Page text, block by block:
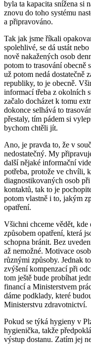
byla ta kapacita snížena si
znovu do toho systému
a připravováno.
Tak jak jsme říkali
spolehlivé, se dá ustát
nově nakažených osob
potom to trasování obecně
už potom nedá dostatečně
republiky, to je obecně.
informací třeba z okolních
začalo docházet k tomu
dokonce selhává to
přestaly, tím pádem si
bychom chtěli jít.
Ano, je pravda to, že v
nedostatečný. My
další nějaké informační
potřeba, protože ve chvíli,
diagnostikovaných osob
kontaktů, tak to je
potom vlastně i to, jakým
opatření.
Všichni chceme vědět,
způsobem opatření, která
schopna bránit. Bez
až nemožné. Motivace
různými způsoby. Jednak
zvýšení kompenzací při
tom ještě bude probíhat
financí a Ministerstvem
dáme podklady, které
Ministerstvu zdravotnictví.
Pokud se týká hygieny v
hygienička, takže
výstup dostanu. Zatím jej